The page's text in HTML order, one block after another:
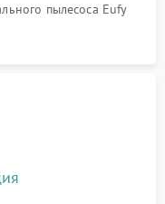
пылесоса Eufy